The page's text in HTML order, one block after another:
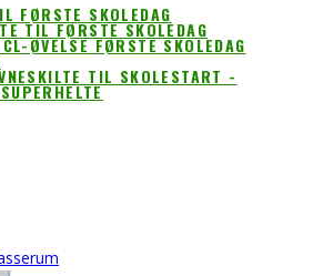
FØRSTE SKOLEDAG
TIL FØRSTE SKOLEDAG
ØVELSE FØRSTE SKOLEDAG
TIL SKOLESTART -